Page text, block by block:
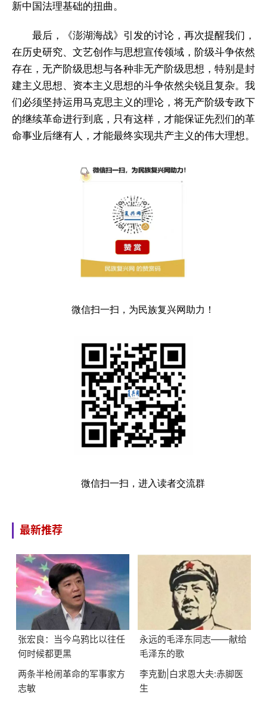
新中国法理基础的扭曲。
最后，《澎湖海战》引发的讨论，再次提醒我们，
在历史研究、文艺创作与思想宣传领域，阶级斗争依然
存在，无产阶级思想与各种非无产阶级思想，特别是封
建主义思想、资本主义思想的斗争依然尖锐且复杂。我
们必须坚持运用马克思主义的理论，将无产阶级专政下
的继续革命进行到底，只有这样，才能保证先烈们的革
命事业后继有人，才能最终实现共产主义的伟大理想。
微信扫一扫，为民族复兴网助力！
微信扫一扫，进入读者交流群
最新推荐
张宏良：当今乌鸦比以往任
何时候都更黑
永远的毛泽东同志——献给
毛泽东的歌
两条半枪闹革命的军事家方
志敏
李克勤|白求恩大夫:赤脚医
生